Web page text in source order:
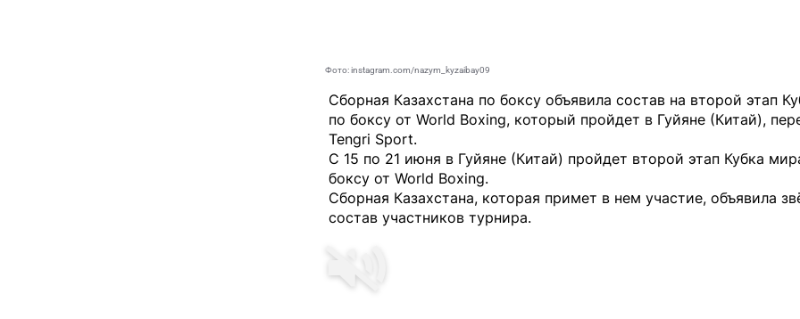
Фото: instagram.com/nazym_kyzaibay09
Сборная Казахстана по боксу объявила состав на второй этап
по боксу от World Boxing, который пройдет в Гуйяне (Китай),
Tengri Sport.
C 15 по 21 июня в Гуйяне (Китай) пройдет второй этап Кубка
боксу от World Boxing.
Сборная Казахстана, которая примет в нем участие, объявила
состав участников турнира.